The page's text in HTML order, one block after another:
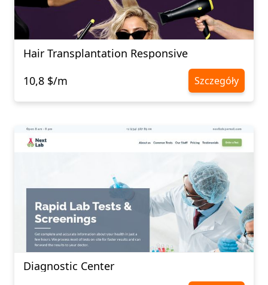
Hair Transplantation Responsive
10,8 $/m
Szczegóły
Diagnostic Center